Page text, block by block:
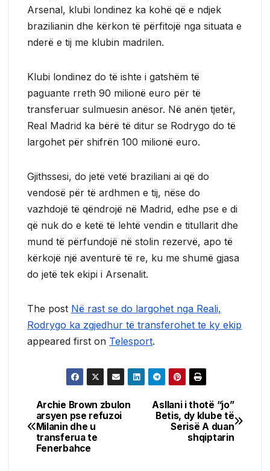
Arsenal, klubi londinez ka kohë që e ndjek
brazilianin dhe kërkon të përfitojë nga situata e
nderë e tij me klubin madrilen.
Klubi londinez do të ishte i gatshëm të
paguante rreth 90 milionë euro për të
transferuar sulmuesin anësor. Në anën tjetër,
Real Madrid ka bërë të ditur se Rodrygo do të
largohet për shifrën 100 milionë euro.
Gjithssesi, do jetë vetë braziliani ai që do
vendosë për të ardhmen e tij, nëse do
vazhdojë të qëndrojë në Madrid, edhe pse e di
që nuk do e ketë të lehtë vendin e titullarit dhe
mund të përfundojë në stolin rezervë, apo të
kërkojë një aventurë të re, ku me shumë gjasa
do jetë tek ekipi i Arsenalit.
The post Në rast se do largohet nga Reali,
Rodrygo ka zgjedhur të transferohet te ky ekip
appeared first on Telesport.
Post
navigation
Asllani i thotë “jo”
Betis, dy klube të
Serisë A duan
shqiptarin
Archie Brown zbulon
arsyen pse refuzoi
Milanin dhe u
transferua te
Fenerbahce